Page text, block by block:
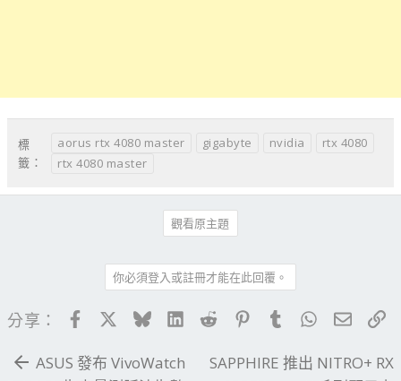
標
籤：
aorus rtx 4080 master gigabyte nvidia
rtx 4080
rtx 4080 master
觀看原主題
你必須登入或註冊才能在此回覆。
分享： FacebookBlueskyLinkedIn
Reddit PinterestTumblrWhatsApp
電子
ASUS 發布 VivoWatch
SAPPHIRE 推出 NITRO+ RX